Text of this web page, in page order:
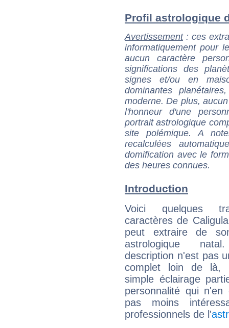
Profil astrologique
Avertissement: ces
informatiquement pour
aucun caractère
significations des
signes et/ou en
dominantes
moderne. De plus,
l'honneur d'une
portrait astrologique
site polémique. A
recalculées
domification avec le
des heures connues.
Introduction
Voici quelques
caractères de
peut extraire de
astrologique
description n'est pas
complet loin de là,
simple éclairage
personnalité qui n'en
pas moins
professionnels de l'